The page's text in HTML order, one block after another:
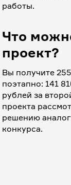
работы.
Что
проект?
Вы получите
поэтапно: 141
рублей за
проекта
решению
конкурса.